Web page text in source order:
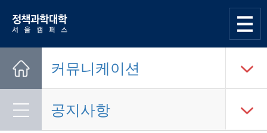
한양대학교
커뮤니케이션
공지사항